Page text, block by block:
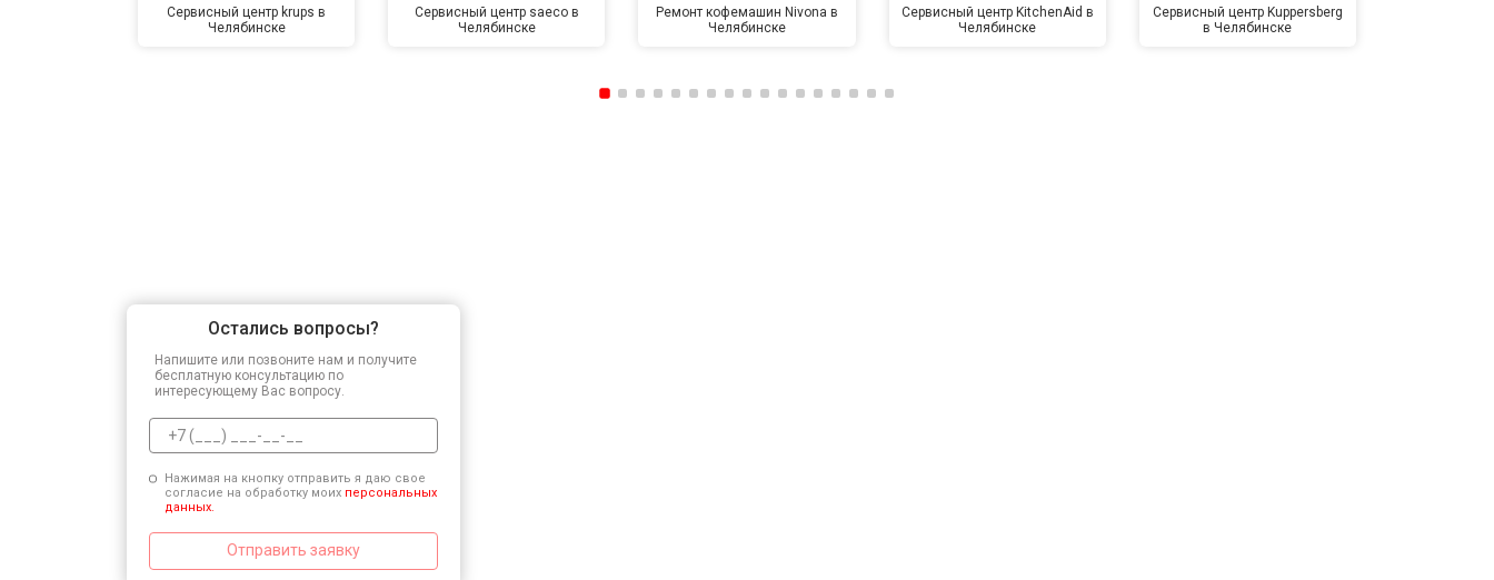
Сервисный центр krups в
Челябинске
Сервисный центр saeco в
Челябинске
Ремонт кофемашин Nivona в
Челябинске
Сервисный центр KitchenAid в
Челябинске
Сервисный центр Kuppersberg
в Челябинске
Остались вопросы?
Напишите или позвоните нам и получите
бесплатную консультацию по
интересующему Вас вопросу.
Нажимая на кнопку отправить я даю свое
согласие на обработку моих персональных
данных.
Отправить заявку